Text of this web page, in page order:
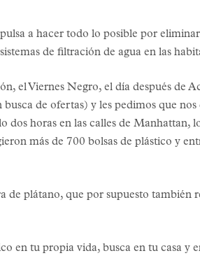
a hacer todo lo posible por
de filtración de agua en las
el Viernes Negro, el día después de
de ofertas) y les pedimos que
dos horas en las calles de
más de 700 bolsas de plástico y
de plátano, que por supuesto
en tu propia vida, busca en tu casa y